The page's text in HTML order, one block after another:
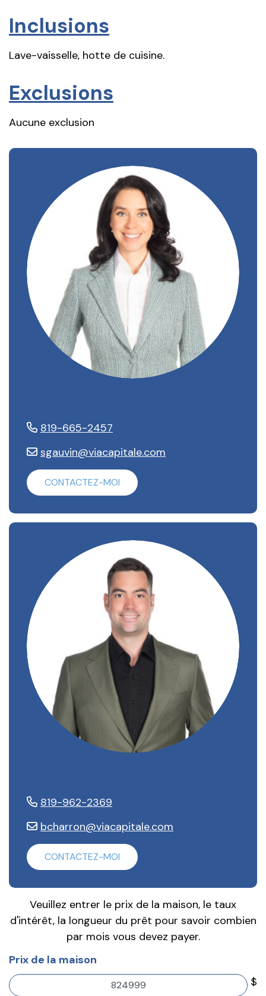
Inclusions
Lave-vaisselle, hotte de cuisine.
Exclusions
Aucune exclusion
819-665-2457
sgauvin@viacapitale.com
CONTACTEZ-MOI
819-962-2369
bcharron@viacapitale.com
CONTACTEZ-MOI
Veuillez entrer le prix de la maison, le taux
d'intérêt, la longueur du prêt pour savoir combien
par mois vous devez payer.
Prix de la maison
$